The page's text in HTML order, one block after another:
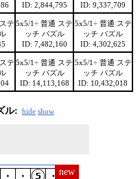
ID: 2,844,795
ID: 9,337,709
テ 5x5/1÷ 普通 ステ
ッチ パズル
ID: 7,482,160
5x5/1÷ 普通 ステ
ッチ パズル
ID: 4,302,625
テ 5x5/1÷ 普通 ステ
ッチ パズル
ID: 14,113,168
5x5/1÷ 普通 ステ
ッチ パズル
ID: 10,432,018
ル: hide show